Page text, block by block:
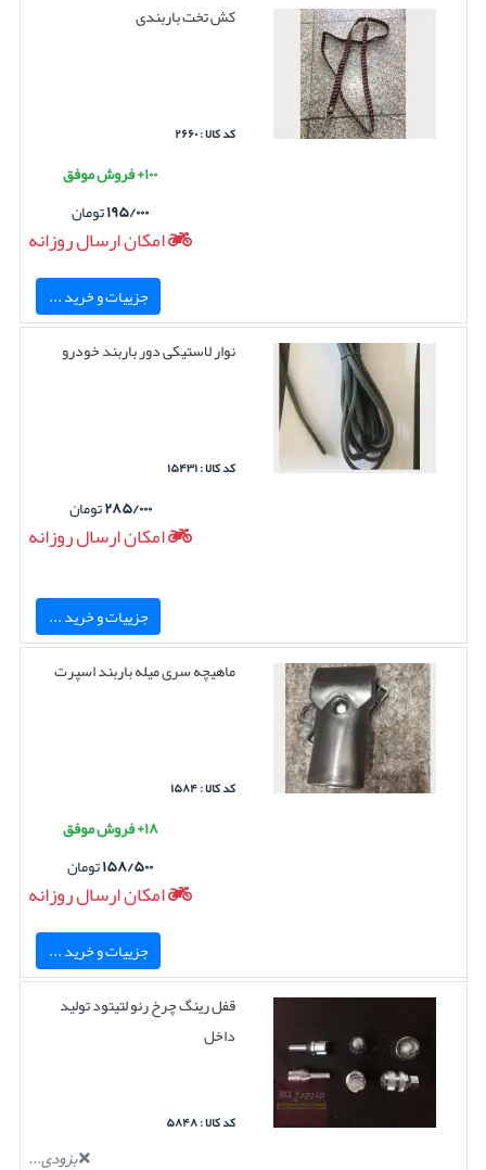
کش تخت باربندی
کد کالا : ۲۶۶۰
۱۰۰+ فروش موفق
۱۹۵/۰۰۰تومان
امکان ارسال روزانه
جزییات و خرید ...
نوار لاستیکی دور باربند خودرو
کد کالا : ۱۵۴۳۱
۲۸۵/۰۰۰تومان
امکان ارسال روزانه
جزییات و خرید ...
ماهیچه سری میله باربند اسپرت
کد کالا : ۱۵۸۴
۱۸+ فروش موفق
۱۵۸/۵۰۰تومان
امکان ارسال روزانه
جزییات و خرید ...
قفل رینگ چرخ رنو لتیتود تولید
داخل
کد کالا : ۵۸۴۸
بزودی...